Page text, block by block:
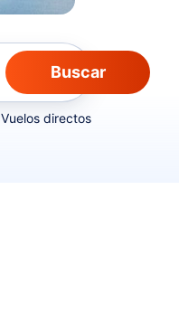
Vuelos directos